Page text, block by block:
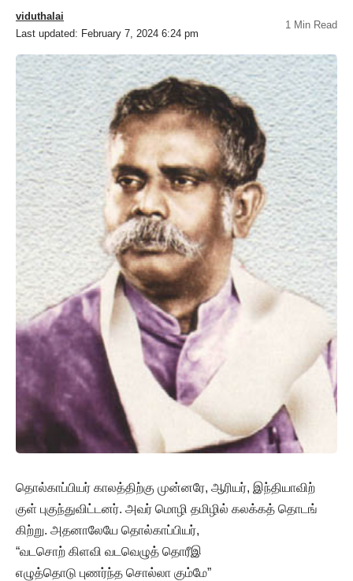
Last updated: February 7, 2024 6:24 pm
viduthalai
1 Min Read
தொல்காப்பியர் காலத்திற்கு முன்னரே, ஆரியர், இந்தியாவிற்
குள் புகுந்துவிட்டனர். அவர் மொழி தமிழில் கலக்கத் தொடங்
கிற்று. அதனாலேயே தொல்காப்பியர்,
“வடசொற் கிளவி வடவெழுத் தொரீஇ
எழுத்தொடு புணர்ந்த சொல்லா கும்மே”